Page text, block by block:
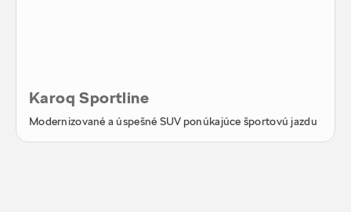
Karoq Sportline
Modernizované a úspešné SUV ponúkajúce športovú jazdu